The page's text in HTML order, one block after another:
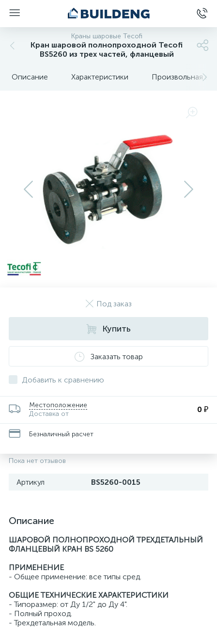
Краны шаровые Tecofi
Кран шаровой полнопроходной Tecofi
BS5260 из трех частей, фланцевый
Описание Характеристики Произвольная
Под заказ
Купить
Заказать товар
Добавить к сравнению
Местоположение
Доставка от
0 ₽
Безналичный расчет
Пока нет отзывов
Артикул BS5260-0015
Описание
ШАРОВОЙ ПОЛНОПРОХОДНОЙ ТРЕХДЕТАЛЬНЫЙ
ФЛАНЦЕВЫЙ КРАН BS 5260
ПРИМЕНЕНИЕ
- Общее применение: все типы сред.
ОБЩИЕ ТЕХНИЧЕСКИЕ ХАРАКТЕРИСТИКИ
- Типоразмер: от Ду 1/2" до Ду 4".
- Полный проход.
- Трехдетальная модель.